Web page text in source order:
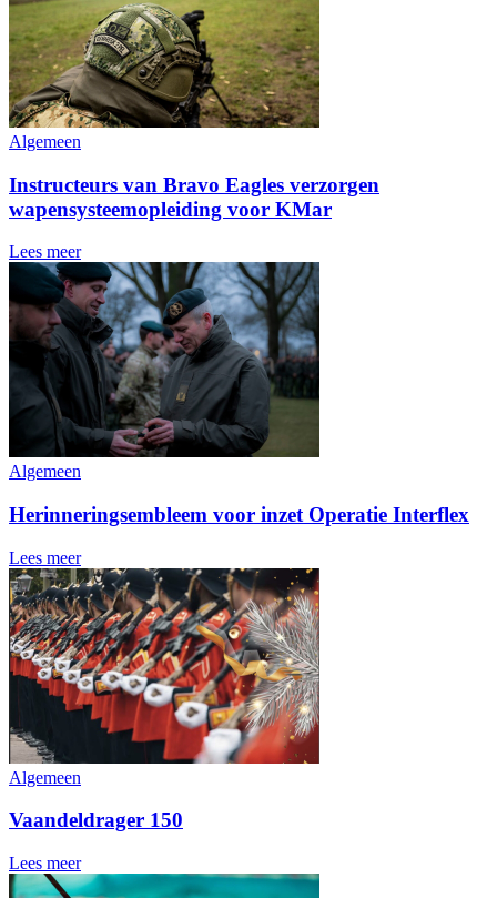
Algemeen
Instructeurs van Bravo Eagles verzorgen
wapensysteemopleiding voor KMar
Lees meer
Algemeen
Herinneringsembleem voor inzet Operatie Interflex
Lees meer
Algemeen
Vaandeldrager 150
Lees meer